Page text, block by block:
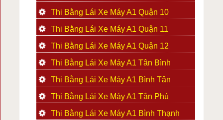
Thi Bằng Lái Xe Máy A1 Quận 10
Thi Bằng Lái Xe Máy A1 Quận 11
Thi Bằng Lái Xe Máy A1 Quận 12
Thi Bằng Lái Xe Máy A1 Tân Bình
Thi Bằng Lái Xe Máy A1 Bình Tân
Thi Bằng Lái Xe Máy A1 Tân Phú
Thi Bằng Lái Xe Máy A1 Bình Thạnh